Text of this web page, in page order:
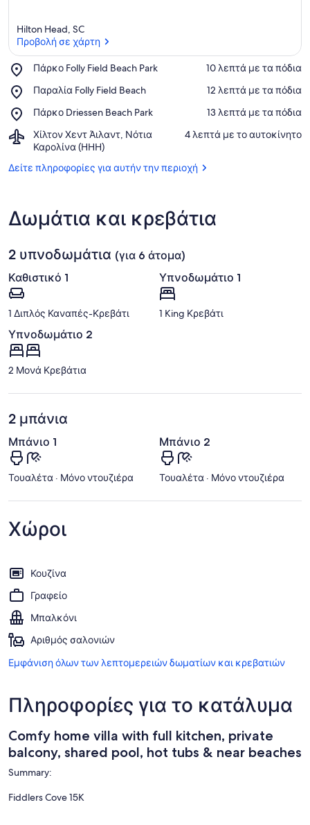
Hilton Head, SC
Προβολή σε χάρτη
Πάρκο Folly Field Beach Park
Place,
Folly
Beach
Park
‪10 λεπτά με τα πόδια‬
Παραλία Folly Field Beach
Place,
Folly
Beach
‪12 λεπτά με τα πόδια‬
Πάρκο Driessen Beach Park
Place,
Driessen
Beach
Park
‪13 λεπτά με τα πόδια‬
Χίλτον Χεντ Άιλαντ, Νότια
Καρολίνα (HHH)
Airport,
Χίλτον
Άιλαντ,
(HHH)
‪4 λεπτά με το αυτοκίνητο‬
Δείτε πληροφορίες για αυτήν την περιοχή
Δωμάτια και κρεβάτια
2 υπνοδωμάτια (για 6 άτομα)
Καθιστικό 1
1 Διπλός Καναπές-Κρεβάτι
Υπνοδωμάτιο 1
1 King Κρεβάτι
Υπνοδωμάτιο 2
2 Μονά Κρεβάτια
2 μπάνια
Μπάνιο 1
Τουαλέτα · Μόνο ντουζιέρα
Μπάνιο 2
Τουαλέτα · Μόνο ντουζιέρα
Χώροι
Κουζίνα
Γραφείο
Μπαλκόνι
Αριθμός σαλονιών
Εμφάνιση όλων των λεπτομερειών δωματίων και κρεβατιών
Πληροφορίες για το κατάλυμα
Comfy home villa with full kitchen, private
balcony, shared pool, hot tubs & near beaches
Summary:
Fiddlers Cove 15K